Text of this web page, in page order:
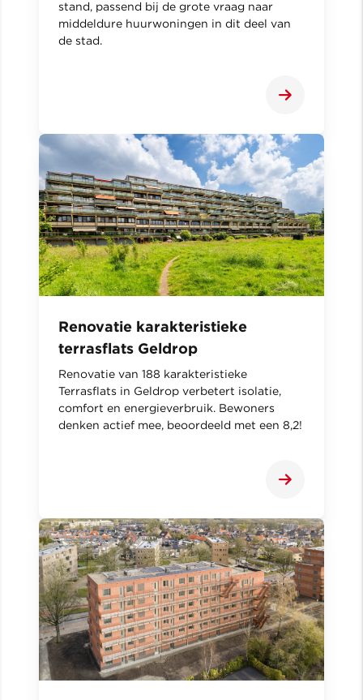
stand, passend bij de grote vraag naar
middeldure huurwoningen in dit deel van
de stad.
Renovatie karakteristieke
terrasflats Geldrop
Renovatie van 188 karakteristieke
Terrasflats in Geldrop verbetert isolatie,
comfort en energieverbruik. Bewoners
denken actief mee, beoordeeld met een 8,2!